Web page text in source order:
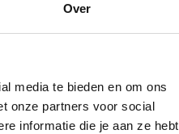
Over
media te bieden en om ons
onze partners voor social
informatie die je aan ze hebt